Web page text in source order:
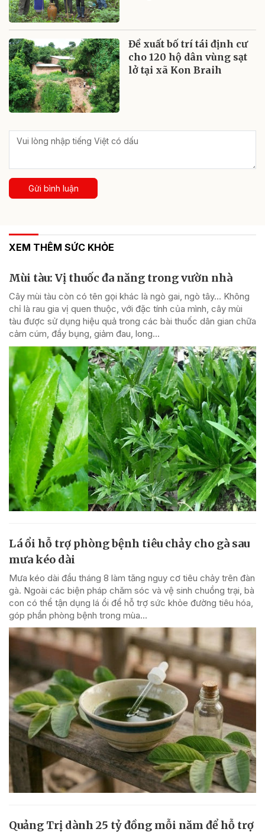
Đề xuất bố trí tái định cư
cho 120 hộ dân vùng sạt
lở tại xã Kon Braih
Gửi bình luận
XEM THÊM SỨC KHỎE
Mùi tàu: Vị thuốc đa năng trong vườn nhà
Cây mùi tàu còn có tên gọi khác là ngò gai, ngò tây… Không
chỉ là rau gia vị quen thuộc, với đặc tính của mình, cây mùi
tàu được sử dụng hiệu quả trong các bài thuốc dân gian chữa
cảm cúm, đầy bụng, giảm đau, long...
Lá ổi hỗ trợ phòng bệnh tiêu chảy cho gà sau
mưa kéo dài
Mưa kéo dài đầu tháng 8 làm tăng nguy cơ tiêu chảy trên đàn
gà. Ngoài các biện pháp chăm sóc và vệ sinh chuồng trại, bà
con có thể tận dụng lá ổi để hỗ trợ sức khỏe đường tiêu hóa,
góp phần phòng bệnh trong mùa...
Quảng Trị dành 25 tỷ đồng mỗi năm để hỗ trợ